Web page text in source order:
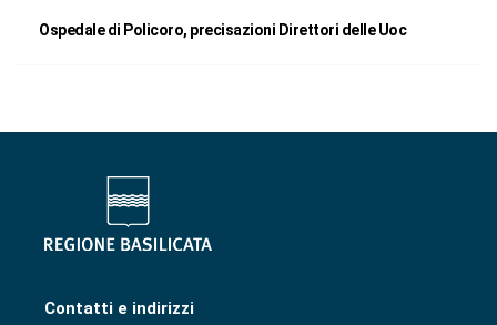
Ospedale di Policoro, precisazioni Direttori delle Uoc
Contatti e indirizzi